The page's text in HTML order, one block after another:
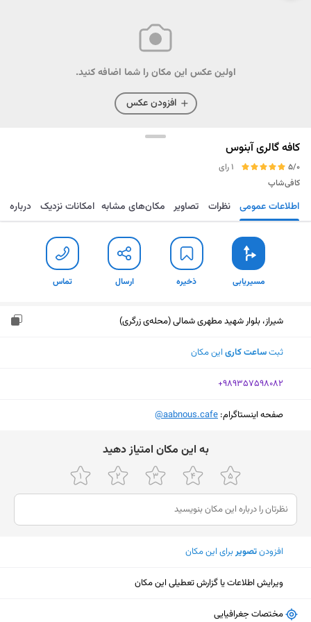
اولین عکس این مکان را شما اضافه کنید.
افزودن عکس
كافه گالرى آبنوس
5/0
1 رای
کافی‌شاپ
مسیریابی ذخیره ارسال تماس اطلاعات عمومی نظرات تصاویر مکان‌های مشابه امکانات نزدیک درباره
مسیریابی ذخیره ارسال تماس
شیراز، بلوار شهید مطهری شمالی (محله‌ی زرگری)
ثبتساعت کاری این مکان
‎+989357598082
صفحه اینستاگرام: ‎@aabnous.cafe
ﺑﻪ اﯾﻦ ﻣﮑﺎن اﻣﺘﯿﺎز دﻫﯿﺪ
افزودنتصویربرای این مکان
ویرایش اطلاعات یا گزارش تعطیلی این مکان
مختصات جغرافیایی